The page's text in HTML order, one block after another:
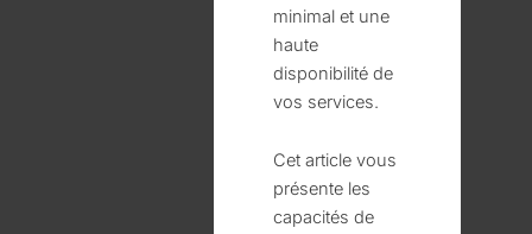
minimal et une
haute
disponibilité de
vos services.
Cet article vous
présente les
capacités de